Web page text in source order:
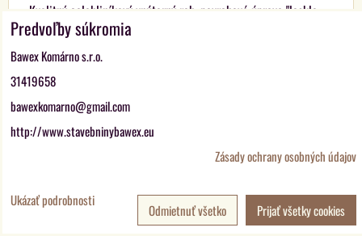
Kvalitný celohliníkový vnútorný roh, povrchová úprava "lesklo
eloxovaná", h = 8,10,11 a 12,5 mm k...
od 8,06 €
VYBERTE VARIANT
RONDO FugFix - Štvrťkruhový profil hliníkový - povrch
Predvoľby súkromia
Bawex Komárno s.r.o.
31419658
bawexkomarno@gmail.com
http://www.stavebninybawex.eu
Zásady ochrany osobných údajov
Ukázať podrobnosti
Prijať všetky cookies
Odmietnuť všetko